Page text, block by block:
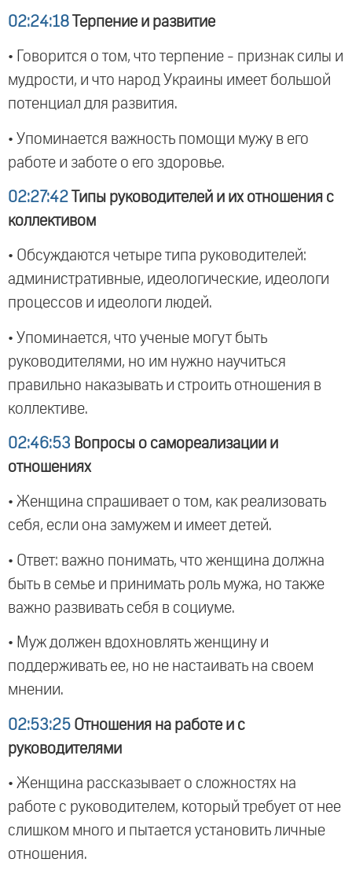
02:24:18 Терпение и развитие
• Говорится о том, что терпение - признак силы и
мудрости, и что народ Украины имеет большой
потенциал для развития.
• Упоминается важность помощи мужу в его
работе и заботе о его здоровье.
02:27:42 Типы руководителей и их отношения с
коллективом
• Обсуждаются четыре типа руководителей:
административные, идеологические, идеологи
процессов и идеологи людей.
• Упоминается, что ученые могут быть
руководителями, но им нужно научиться
правильно наказывать и строить отношения в
коллективе.
02:46:53 Вопросы о самореализации и
отношениях
• Женщина спрашивает о том, как реализовать
себя, если она замужем и имеет детей.
• Ответ: важно понимать, что женщина должна
быть в семье и принимать роль мужа, но также
важно развивать себя в социуме.
• Муж должен вдохновлять женщину и
поддерживать ее, но не настаивать на своем
мнении.
02:53:25 Отношения на работе и с
руководителями
• Женщина рассказывает о сложностях на
работе с руководителем, который требует от нее
слишком много и пытается установить личные
отношения.